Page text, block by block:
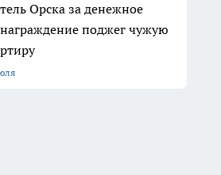
Орска за денежное
поджег чужую